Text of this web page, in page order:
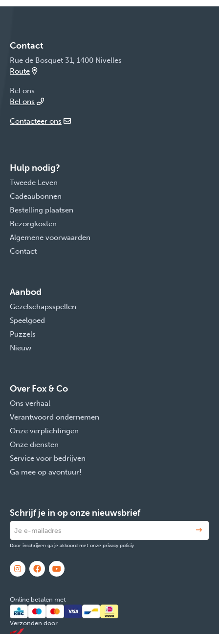
Contact
Rue de Bosquet 31, 1400 Nivelles
Route
Bel ons
Bel ons
Contacteer ons
Hulp nodig?
Tweede Leven
Cadeaubonnen
Bestelling plaatsen
Bezorgkosten
Algemene voorwaarden
Contact
Aanbod
Gezelschapsspellen
Speelgoed
Puzzels
Nieuw
Over Fox & Co
Ons verhaal
Verantwoord ondernemen
Onze verplichtingen
Onze diensten
Service voor bedrijven
Ga mee op avontuur!
Schrijf je in op onze nieuwsbrief
Door inschrijven ga je akkoord met onze privacy policiy
Online betalen met
Verzonden door